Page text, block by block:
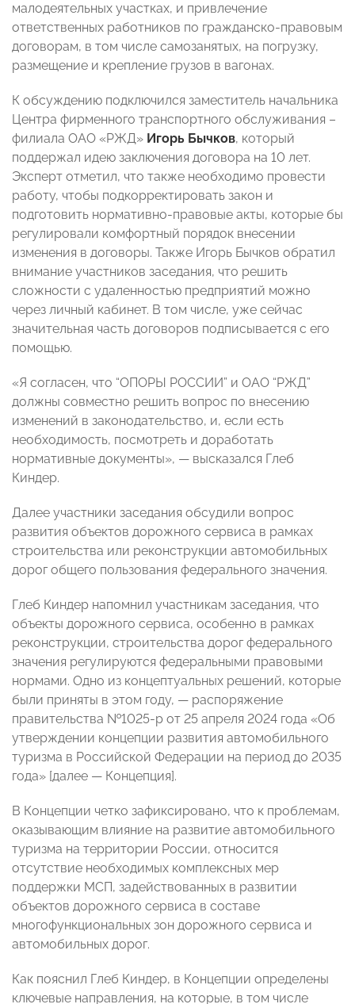
малодеятельных участках, и привлечение
ответственных работников по гражданско-правовым
договорам, в том числе самозанятых, на погрузку,
размещение и крепление грузов в вагонах.
К обсуждению подключился заместитель начальника
Центра фирменного транспортного обслуживания –
филиала ОАО «РЖД» Игорь Бычков, который
поддержал идею заключения договора на 10 лет.
Эксперт отметил, что также необходимо провести
работу, чтобы подкорректировать закон и
подготовить нормативно-правовые акты, которые бы
регулировали комфортный порядок внесении
изменения в договоры. Также Игорь Бычков обратил
внимание участников заседания, что решить
сложности с удаленностью предприятий можно
через личный кабинет. В том числе, уже сейчас
значительная часть договоров подписывается с его
помощью.
«Я согласен, что “ОПОРЫ РОССИИ” и ОАО “РЖД”
должны совместно решить вопрос по внесению
изменений в законодательство, и, если есть
необходимость, посмотреть и доработать
нормативные документы», — высказался Глеб
Киндер.
Далее участники заседания обсудили вопрос
развития объектов дорожного сервиса в рамках
строительства или реконструкции автомобильных
дорог общего пользования федерального значения.
Глеб Киндер напомнил участникам заседания, что
объекты дорожного сервиса, особенно в рамках
реконструкции, строительства дорог федерального
значения регулируются федеральными правовыми
нормами. Одно из концептуальных решений, которые
были приняты в этом году, — распоряжение
правительства №1025-р от 25 апреля 2024 года «Об
утверждении концепции развития автомобильного
туризма в Российской Федерации на период до 2035
года» [далее — Концепция].
В Концепции четко зафиксировано, что к проблемам,
оказывающим влияние на развитие автомобильного
туризма на территории России, относится
отсутствие необходимых комплексных мер
поддержки МСП, задействованных в развитии
объектов дорожного сервиса в составе
многофункциональных зон дорожного сервиса и
автомобильных дорог.
Как пояснил Глеб Киндер, в Концепции определены
ключевые направления, на которые, в том числе